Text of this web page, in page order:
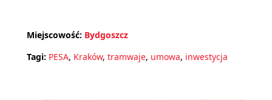
Miejscowość: Bydgoszcz
Tagi: PESA, Kraków, tramwaje, umowa, inwestycja